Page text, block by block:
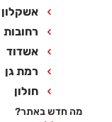
אשקלון
רחובות
אשדוד
רמת גן
חולון
מה חדש באתר?